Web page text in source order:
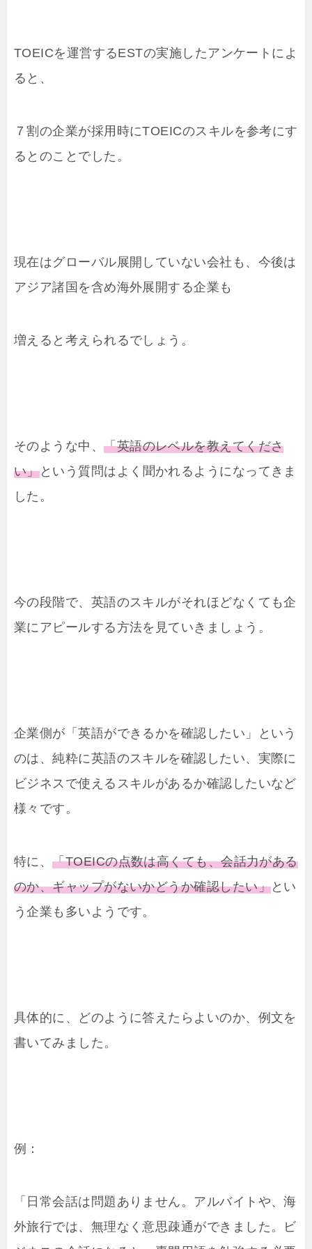
TOEICを運営するESTの実施したアンケートによ
ると、
７割の企業が採用時にTOEICのスキルを参考にす
るとのことでした。
現在はグローバル展開していない会社も、今後は
アジア諸国を含め海外展開する企業も
増えると考えられるでしょう。
そのような中、「英語のレベルを教えてくださ
い」という質問はよく聞かれるようになってきま
した。
今の段階で、英語のスキルがそれほどなくても企
業にアピールする方法を見ていきましょう。
企業側が「英語ができるかを確認したい」という
のは、純粋に英語のスキルを確認したい、実際に
ビジネスで使えるスキルがあるか確認したいなど
様々です。
特に、「TOEICの点数は高くても、会話力がある
のか、ギャップがないかどうか確認したい」とい
う企業も多いようです。
具体的に、どのように答えたらよいのか、例文を
書いてみました。
例：
「日常会話は問題ありません。アルバイトや、海
外旅行では、無理なく意思疎通ができました。ビ